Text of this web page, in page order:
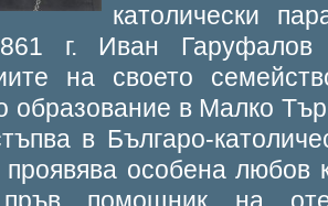
католически
г. Иван
на своето
образование в Малко
в Българо-
проявява особена любов